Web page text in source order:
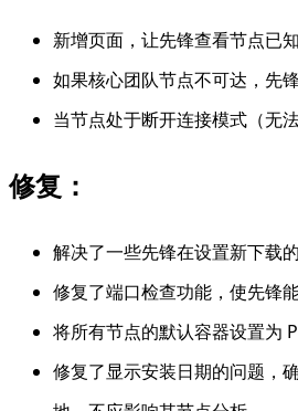
新增页面，让先锋查看节点已
如果核心团队节点不可达，先
当节点处于断开连接模式（无
修复：
解决了一些先锋在设置新下载
修复了端口检查功能，使先锋
将所有节点的默认容器设置为
修复了显示安装日期的问题，